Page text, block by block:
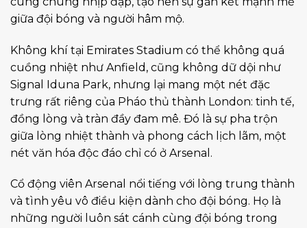
giữa đội bóng và người hâm mộ.
Không khí tại Emirates Stadium có thể không quá
cuồng nhiệt như Anfield, cũng không dữ dội như
Signal Iduna Park, nhưng lại mang một nét đặc
trưng rất riêng của Pháo thủ thành London: tinh tế,
đồng lòng và tràn đầy đam mê. Đó là sự pha trộn
giữa lòng nhiệt thành và phong cách lịch lãm, một
nét văn hóa độc đáo chỉ có ở Arsenal.
Cổ động viên Arsenal nổi tiếng với lòng trung thành
và tình yêu vô điều kiện dành cho đội bóng. Họ là
những người luôn sát cánh cùng đội bóng trong